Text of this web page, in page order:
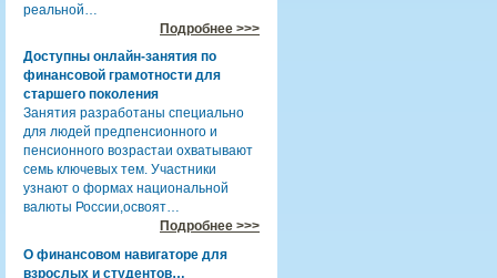
реальной…
Подробнее >>>
Доступны онлайн-занятия по
финансовой грамотности для
старшего поколения
Занятия разработаны специально
для людей предпенсионного и
пенсионного возрастаи охватывают
семь ключевых тем. Участники
узнают о формах национальной
валюты России,освоят…
Подробнее >>>
О финансовом навигаторе для
взрослых и студентов…